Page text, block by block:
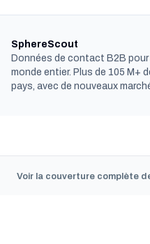
SphereScout
Données de contact B2B
monde entier. Plus de 105 M+
pays, avec de nouveaux
Voir la couverture complète